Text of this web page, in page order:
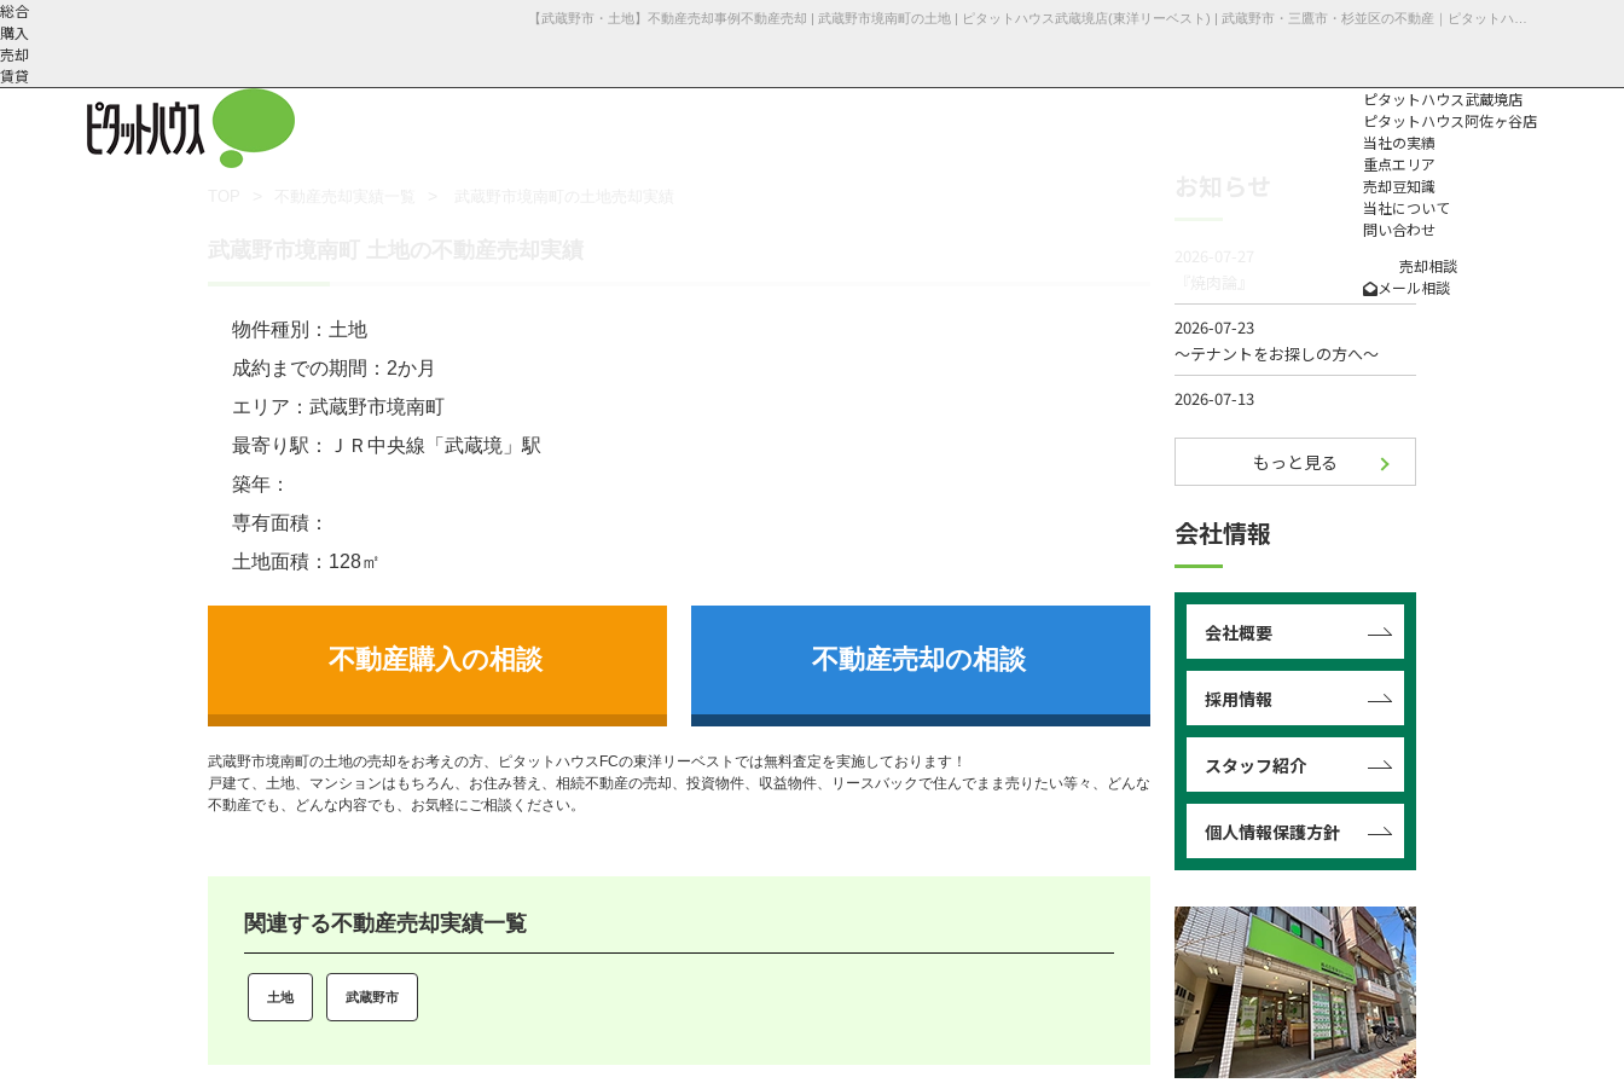
総合
購入
売却
賃貸
ピタットハウス武蔵境店
ピタットハウス阿佐ヶ谷店
当社の実績
重点エリア
売却豆知識
当社について
問い合わせ
売却相談
メール相談
物件種別：土地
成約までの期間：2か月
エリア：武蔵野市境南町
最寄り駅：ＪＲ中央線「武蔵境」駅
築年：
専有面積：
土地面積：128㎡
不動産購入の相談 不動産売却の相談
武蔵野市境南町の土地の売却をお考えの方、ピタットハウスFCの東洋リーベストでは無料査定を実施しております！
戸建て、土地、マンションはもちろん、お住み替え、相続不動産の売却、投資物件、収益物件、リースバックで住んでまま売りたい等々、どんな
不動産でも、どんな内容でも、お気軽にご相談ください。
関連する不動産売却実績一覧
土地 武蔵野市
もっと見る
会社情報
会社概要
採用情報
スタッフ紹介
個人情報保護方針